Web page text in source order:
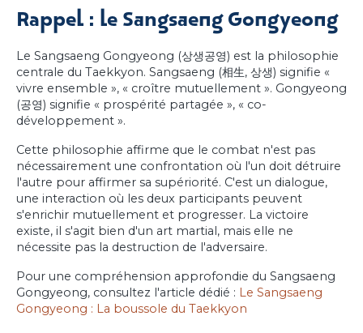
Rappel : le Sangsaeng Gongyeong
Le Sangsaeng Gongyeong (상생공영) est la philosophie
centrale du Taekkyon. Sangsaeng (相生, 상생) signifie «
vivre ensemble », « croître mutuellement ». Gongyeong
(공영) signifie « prospérité partagée », « co-
développement ».
Cette philosophie affirme que le combat n'est pas
nécessairement une confrontation où l'un doit détruire
l'autre pour affirmer sa supériorité. C'est un dialogue,
une interaction où les deux participants peuvent
s'enrichir mutuellement et progresser. La victoire
existe, il s'agit bien d'un art martial, mais elle ne
nécessite pas la destruction de l'adversaire.
Pour une compréhension approfondie du Sangsaeng
Gongyeong, consultez l'article dédié : Le Sangsaeng
Gongyeong : La boussole du Taekkyon